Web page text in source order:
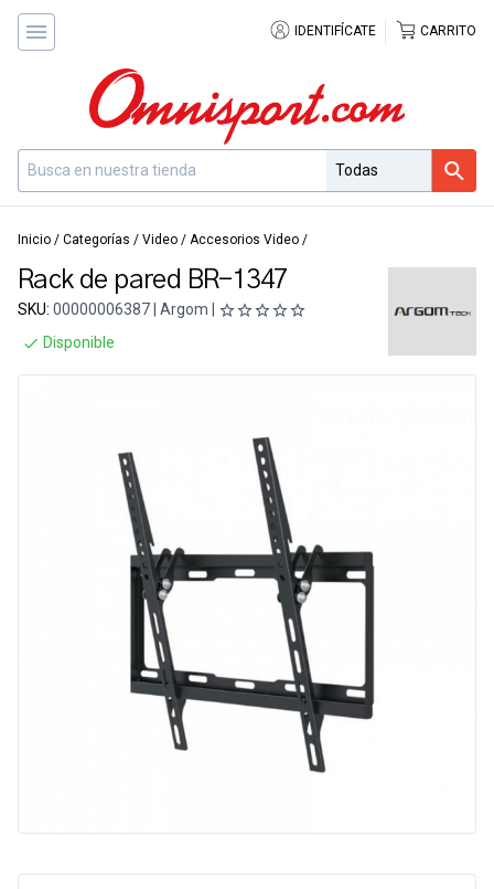
IDENTIFÍCATE CARRITO
Inicio / Categorías / Video / Accesorios Video /
Rack de pared BR-1347
SKU: 00000006387 | Argom |
Disponible